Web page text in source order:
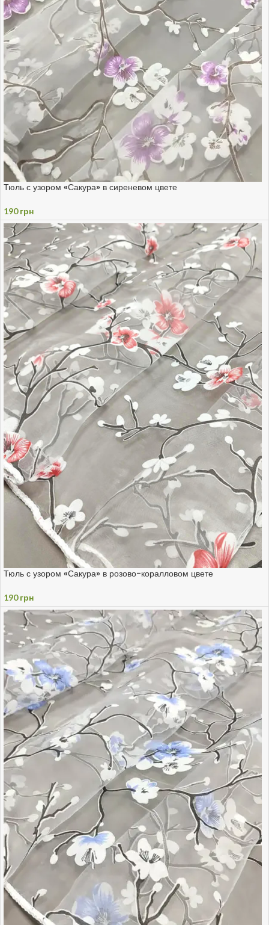
Тюль с узором «Сакура» в сиреневом цвете
190грн
Тюль с узором «Сакура» в розово-коралловом цвете
190грн